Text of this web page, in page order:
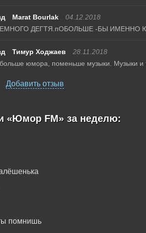
Marat Bourlak
04.12.2018
ДЕГТЯ.пОБОЛЬШЕ -БЫ
Тимур Ходжаев
28.11.2018
юмора, поменьше музыки. Музыки и
Добавить отзыв
«Юмор FM» за неделю:
помнишь